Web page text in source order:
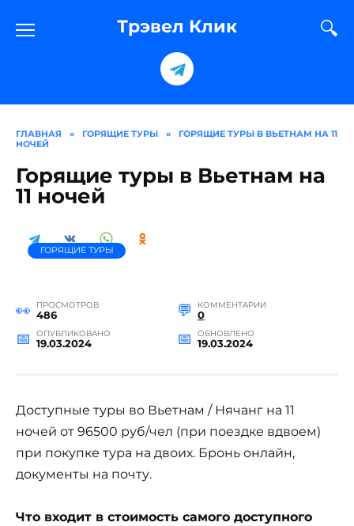
содержанию
Трэвел Клик
ГЛАВНАЯ » ГОРЯЩИЕ ТУРЫ »
ГОРЯЩИЕ ТУРЫ В ВЬЕТНАМ НА 11
НОЧЕЙ
Горящие туры в Вьетнам на
11 ночей
ГОРЯЩИЕ ТУРЫ
ПРОСМОТРОВ
486
КОММЕНТАРИИ
0
ОПУБЛИКОВАНО
19.03.2024
ОБНОВЛЕНО
19.03.2024
Доступные туры во Вьетнам / Нячанг на 11
ночей от 96500 руб/чел (при поездке вдвоем)
при покупке тура на двоих. Бронь онлайн,
документы на почту.
Что входит в стоимость самого доступного